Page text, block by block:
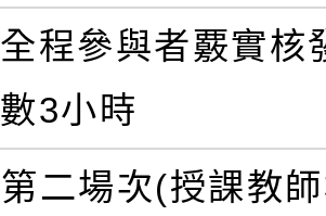
全程參與者覈實核
數3小時
第二場次(授課教